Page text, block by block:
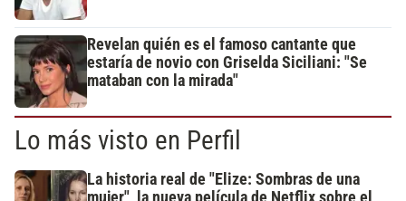
Revelan quién es el famoso cantante que
estaría de novio con Griselda Siciliani: "Se
mataban con la mirada"
Lo más visto en Perfil
La historia real de "Elize: Sombras de una